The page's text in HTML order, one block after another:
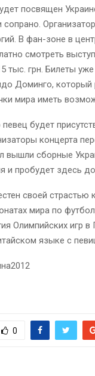
посвящен
сопрано.
В фан-зоне в
смотреть
тыс. грн. Билеты
Доминго,
мира иметь
будет
концерта
сборные
и пробудет здесь
своей
мира по
Олимпийских игр
языке с
0